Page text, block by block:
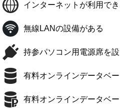
インターネットが利用で
無線LANの設備がある
持参パソコン用電源席を
有料オンラインデータベ
有料オンラインデータベ